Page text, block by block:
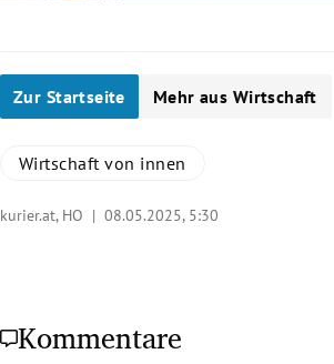
Zur Startseite Mehr aus Wirtschaft
Wirtschaft von innen
kurier.at, HO | 08.05.2025, 5:30
Kommentare